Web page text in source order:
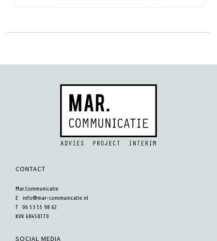
CONTACT
Mar.Communicatie
Einfo@mar-communicatie.nl
T 06 53 55 98 62
KVK 68458770
SOCIAL MEDIA